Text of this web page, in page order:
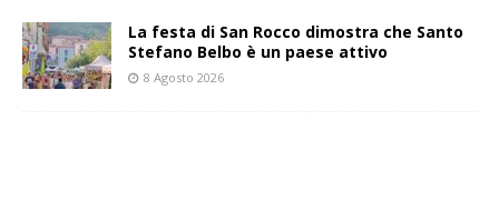
La festa di San Rocco dimostra che Santo
Stefano Belbo è un paese attivo
8 Agosto 2026